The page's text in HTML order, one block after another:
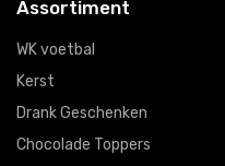
Assortiment
WK voetbal
Kerst
Drank Geschenken
Chocolade Toppers